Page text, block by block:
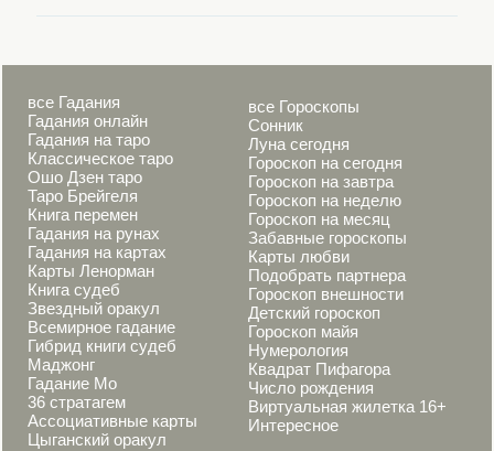
все Гадания
Гадания онлайн
Гадания на таро
Классическое таро
Ошо Дзен таро
Таро Брейгеля
Книга перемен
Гадания на рунах
Гадания на картах
Карты Ленорман
Книга судеб
Звездный оракул
Всемирное гадание
Гибрид книги судеб
Маджонг
Гадание Мо
36 стратагем
Ассоциативные карты
Цыганский оракул
все Гороскопы
Сонник
Луна сегодня
Гороскоп на сегодня
Гороскоп на завтра
Гороскоп на неделю
Гороскоп на месяц
Забавные гороскопы
Карты любви
Подобрать партнера
Гороскоп внешности
Детский гороскоп
Гороскоп майя
Нумерология
Квадрат Пифагора
Число рождения
Виртуальная жилетка 16+
Интересное